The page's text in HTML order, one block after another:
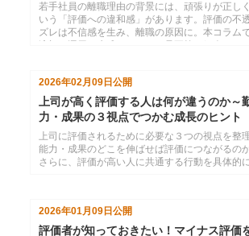
若手社員の離職理由の背景には、頑張りが正し
いう「評価への違和感」があります。評価の不
ズレは不信感を生み、離職の原因に。本コラム
2026年02月09日公開
上司が高く評価する人は何が違うのか～
力・成果の３視点でつかむ成長のヒント
上司に評価されるために必要な３つの視点を整
能力・成果のどこを伸ばせば評価につながるの
さらに、評価が高い人に共通する行動を具体的
2026年01月09日 公開
評価者が知っておきたい！マイナス評価